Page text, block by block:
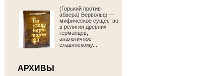
(Горький против
абвера) Вервольф —
мифическое существо
в религии древних
германцев,
аналогичное
славянскому...
АРХИВЫ